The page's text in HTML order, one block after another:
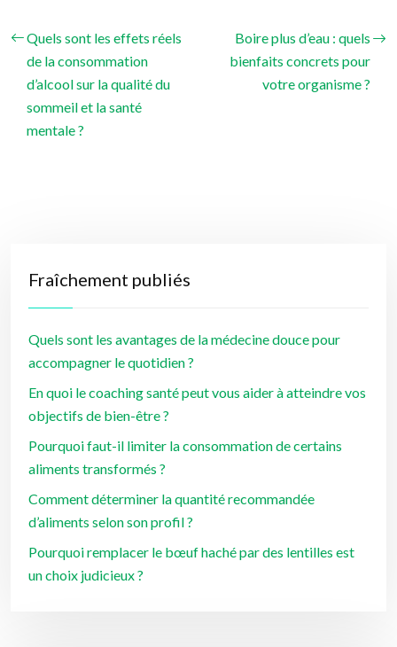
Quels sont les effets réels
de la consommation
d’alcool sur la qualité du
sommeil et la santé
mentale ?
Boire plus d’eau : quels
bienfaits concrets pour
votre organisme ?
Fraîchement publiés
Quels sont les avantages de la médecine douce pour
accompagner le quotidien ?
En quoi le coaching santé peut vous aider à atteindre vos
objectifs de bien-être ?
Pourquoi faut-il limiter la consommation de certains
aliments transformés ?
Comment déterminer la quantité recommandée
d’aliments selon son profil ?
Pourquoi remplacer le bœuf haché par des lentilles est
un choix judicieux ?